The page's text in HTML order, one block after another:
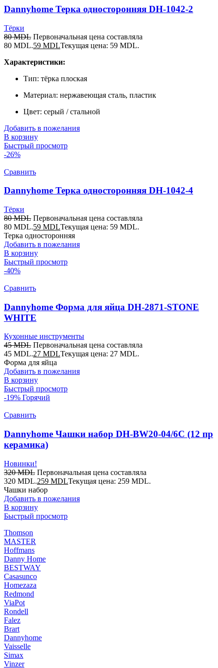
Dannyhome Терка односторонняя DH-1042-2
Тёрки
80MDL Первоначальная цена составляла
80 MDL.59 MDLТекущая цена: 59 MDL.
Характеристики:
Тип: тёрка плоская
Материал: нержавеющая сталь, пластик
Цвет: серый / стальной
Добавить в пожелания
В корзину
Быстрый просмотр
-26%
Сравнить
Dannyhome Терка односторонняя DH-1042-4
Тёрки
80MDL Первоначальная цена составляла
80 MDL.59 MDLТекущая цена: 59 MDL.
Терка односторонняя
Добавить в пожелания
В корзину
Быстрый просмотр
-40%
Сравнить
Dannyhome Форма для яйца DH-2871-STONE
WHITE
Кухонные инструменты
45MDL Первоначальная цена составляла
45 MDL.27 MDLТекущая цена: 27 MDL.
Форма для яйца
Добавить в пожелания
В корзину
Быстрый просмотр
-19% Горячий
Сравнить
Dannyhome Чашки набор DH-BW20-04/6C (12 пр
керамика)
Новинки!
320MDL Первоначальная цена составляла
320 MDL.259 MDLТекущая цена: 259 MDL.
Чашки набор
Добавить в пожелания
В корзину
Быстрый просмотр
Thomson
MASTER
Hoffmans
Danny Home
BESTWAY
Casasunco
Homezaza
Redmond
ViaPot
Rondell
Falez
Brart
Dannyhome
Vaisselle
Simax
Vinzer